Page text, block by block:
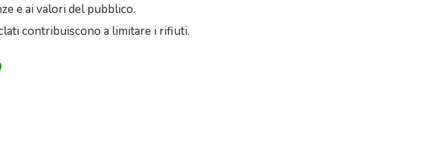
e ai valori del pubblico.
contribuiscono a limitare i rifiuti.